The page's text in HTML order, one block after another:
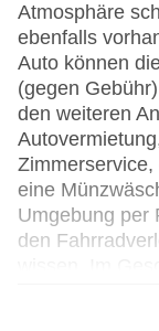
Atmosphäre
ebenfalls
Auto können
(gegen
den weiteren
eine
Umgebung per
den
sind Faxgerät